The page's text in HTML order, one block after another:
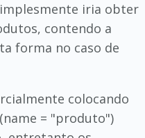
iria obter
contendo a
forma no caso de
colocando
= "produto")